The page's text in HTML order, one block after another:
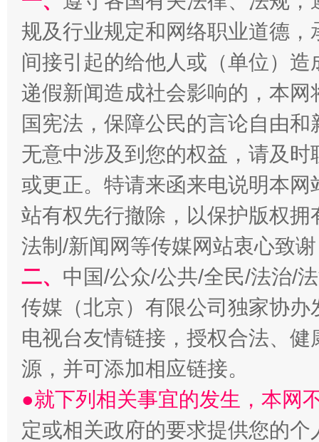
千年窑火 生生不息
揭开“小金库”的免责幌子
受贿1.44亿！段成刚被判无期 从幼
规及行业规定和网络职业道德
间接引起的给他人或（单位）
递假新闻造成社会影响的，本
国宪法，保障公民的言论自由
无意中涉及到您的权益，请及
或更正。特请来函来电说明本
站有权先行撤除，以保护版权
法制/新闻网等传媒网站衷心致
二、 中国/公众/公共/全民/法治/
传媒（北京）有限公司独家协
电视台友情链接，授权合法、
源，并可添加相应链接。
●就下列相关事宜的发生，本网
定或相关政府的要求提供您的个